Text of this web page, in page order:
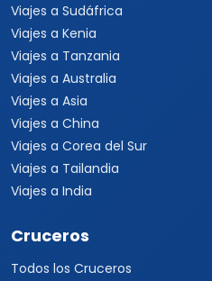
Viajes a Sudáfrica
Viajes a Kenia
Viajes a Tanzania
Viajes a Australia
Viajes a Asia
Viajes a China
Viajes a Corea del Sur
Viajes a Tailandia
Viajes a India
Cruceros
Todos los Cruceros